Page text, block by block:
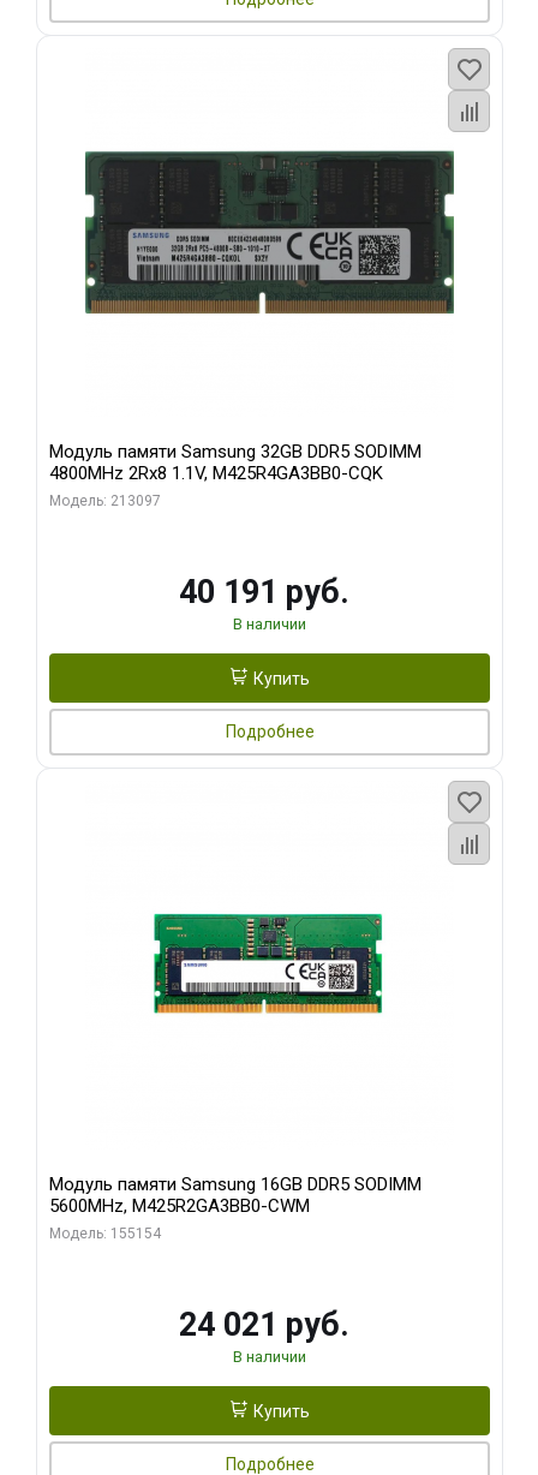
Модуль памяти Samsung 32GB DDR5 SODIMM
4800MHz 2Rx8 1.1V, M425R4GA3BB0-CQK
Модель: 213097
40 191 руб.
В наличии
Купить
Подробнее
Модуль памяти Samsung 16GB DDR5 SODIMM
5600MHz, M425R2GA3BB0-CWM
Модель: 155154
24 021 руб.
В наличии
Купить
Подробнее